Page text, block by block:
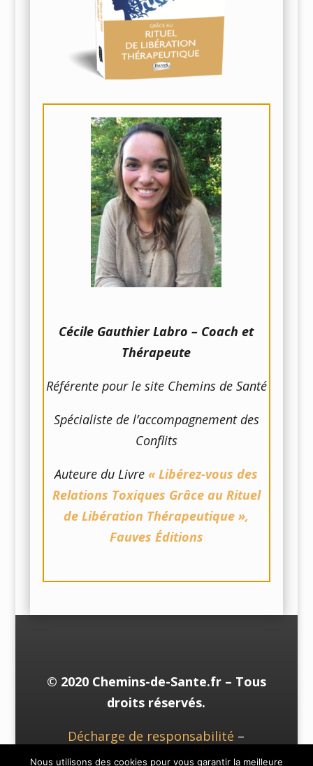
Cécile Gauthier Labro – Coach et
Thérapeute
Référente pour le site Chemins de Santé
Spécialiste de l’accompagnement des
Conflits
Auteure du Livre« Libérez-vous des
Relations Toxiques Grâce au Rituel
de Libération Thérapeutique »,
Fauves Éditions
© 2020 Chemins-de-Sante.fr – Tous
droits réservés.
Décharge de responsabilité –
Mentions Légales& CGV –Vie Privée
Nous utilisons des cookies pour vous garantir la meilleure